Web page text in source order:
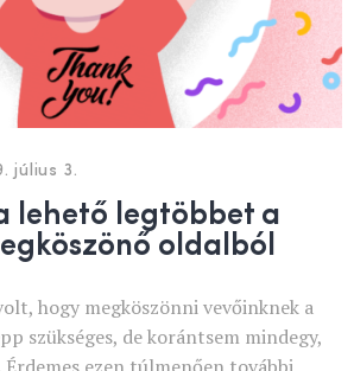
július 3.
lehető legtöbbet a
oldalból
hogy megköszönni vevőinknek a
szükséges, de korántsem mindegy,